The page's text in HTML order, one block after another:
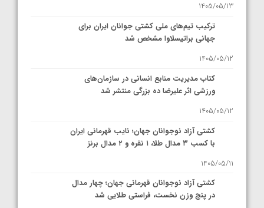
1405/05/13
ترکیب تیم‌های ملی کشتی جوانان ایران برای
جهانی براتیسلاوا مشخص شد
1405/05/12
کتاب مدیریت منابع انسانی در سازمان‌های
ورزشی اثر علیرضا ده بزرگی منتشر شد
1405/05/12
کشتی آزاد نوجوانان جهان؛ نایب قهرمانی ایران
با کسب ۳ مدال طلا، ۱ نقره و ۲ مدال برنز
1405/05/11
کشتی آزاد نوجوانان قهرمانی جهان؛ چهار مدال
در پنج وزن نخست، فراستی طلایی شد